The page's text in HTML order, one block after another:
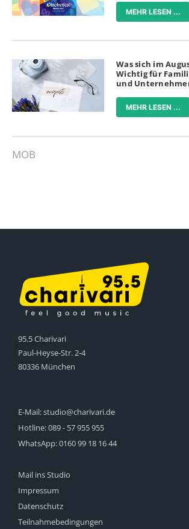
MEHR LESEN ...
Was sich im
Wichtig für
und
MEHR LESEN ...
MOB
95.5 Charivari
Paul-Heyse-Str. 2-4
80336 München
E-Mail:studio@charivari.de
Hotline:089 - 57 955 955
WhatsApp:0160 99 18 16 44
Mail ins Studio
Impressum
Datenschutz
Teilnahmebedingungen